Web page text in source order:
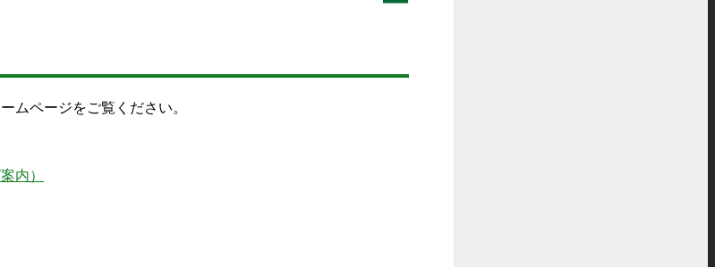
ムページをご覧ください。
内）